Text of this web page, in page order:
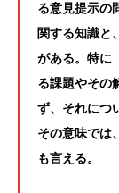
る意見提示の
関する知識と
がある。特に
る課題やその
ず、それにつ
その意味では
も言える。